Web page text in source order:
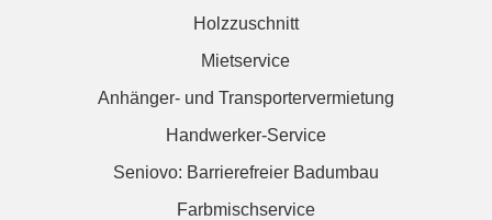
Holzzuschnitt
Mietservice
Anhänger- und Transportervermietung
Handwerker-Service
Seniovo: Barrierefreier Badumbau
Farbmischservice